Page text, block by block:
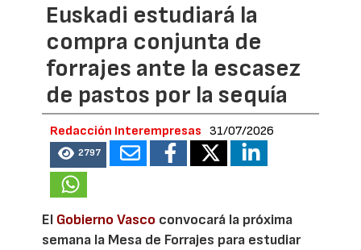
Euskadi estudiará la
compra conjunta de
forrajes ante la escasez
de pastos por la sequía
Redacción Interempresas 31/07/2026
2797
El Gobierno Vasco convocará la próxima
semana la Mesa de Forrajes para estudiar